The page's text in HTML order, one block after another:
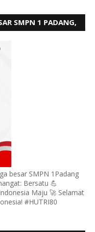
SMPN 1 PADANG,
besar SMPN 1Padang
Bersatu 💪
Maju 🚀 Selamat
#HUTRI80